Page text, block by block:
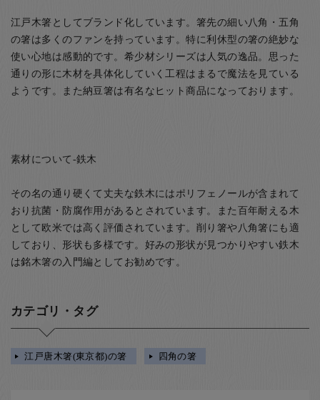
江戸木箸としてブランド化しています。箸先の細い八角・五角
の箸は多くのファンを持っています。特に利休型の箸の絶妙な
使い心地は感動的です。希少材シリーズは人気の逸品。思った
通りの形に木材を具体化していく工程はまるで魔法を見ている
ようです。また納豆箸は有名なヒット商品になっております。
素材について-鉄木
その名の通り硬くて丈夫な鉄木にはポリフェノールが含まれて
おり抗菌・防腐作用があるとされています。また百年耐える木
として欧米では高く評価されています。削り箸や八角箸にも適
しており、形状も多様です。好みの形状が見つかりやすい鉄木
は銘木箸の入門編としてお勧めです。
カテゴリ・タグ
江戸唐木箸(東京都)の箸 四角の箸